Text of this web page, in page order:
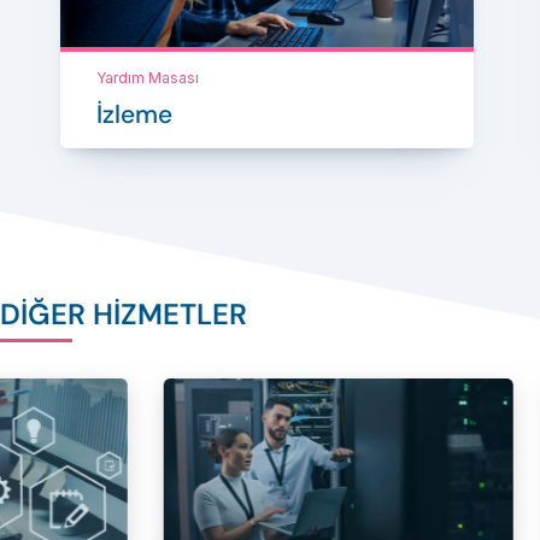
Yardım Masası
İzleme
DİĞER HİZMETLER